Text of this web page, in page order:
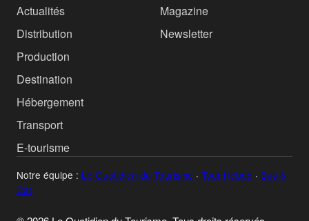
Actualités
Distribution
Production
Destination
Hébergement
Transport
E-tourisme
Magazine
Newsletter
Notre équipe : Le Quotidien du Tourisme · Tour Hebdo · Bus &
Car